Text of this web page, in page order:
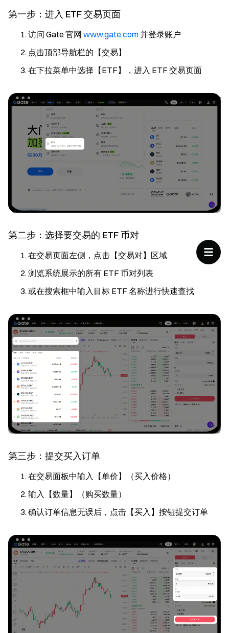
第一步：进入 ETF 交易页面
访问 Gate 官网 www.gate.com并登录账户
点击顶部导航栏的【交易】
在下拉菜单中选择【ETF】，进入 ETF 交易页面
第二步：选择要交易的 ETF 币对
在交易页面左侧，点击【交易对】区域
浏览系统展示的所有 ETF 币对列表
或在搜索框中输入目标 ETF 名称进行快速查找
第三步：提交买入订单
在交易面板中输入【单价】（买入价格）
输入【数量】（购买数量）
确认订单信息无误后，点击【买入】按钮提交订单